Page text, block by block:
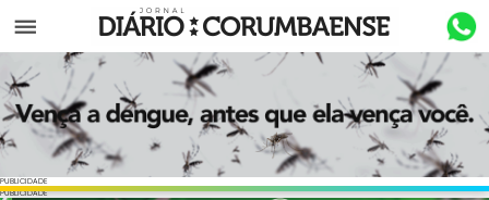
Menu
PUBLICIDADE
PUBLICIDADE